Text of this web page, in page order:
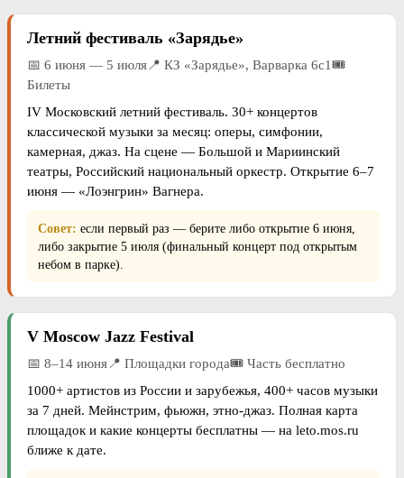
Летний фестиваль «Зарядье»
📅 6 июня — 5 июля📍 КЗ «Зарядье», Варварка 6с1🎟
Билеты
IV Московский летний фестиваль. 30+ концертов
классической музыки за месяц: оперы, симфонии,
камерная, джаз. На сцене — Большой и Мариинский
театры, Российский национальный оркестр. Открытие 6–7
июня — «Лоэнгрин» Вагнера.
Совет: если первый раз — берите либо открытие 6 июня,
либо закрытие 5 июля (финальный концерт под открытым
небом в парке).
V Moscow Jazz Festival
📅 8–14 июня📍 Площадки города🎟 Часть бесплатно
1000+ артистов из России и зарубежья, 400+ часов музыки
за 7 дней. Мейнстрим, фьюжн, этно-джаз. Полная карта
площадок и какие концерты бесплатны — на leto.mos.ru
ближе к дате.